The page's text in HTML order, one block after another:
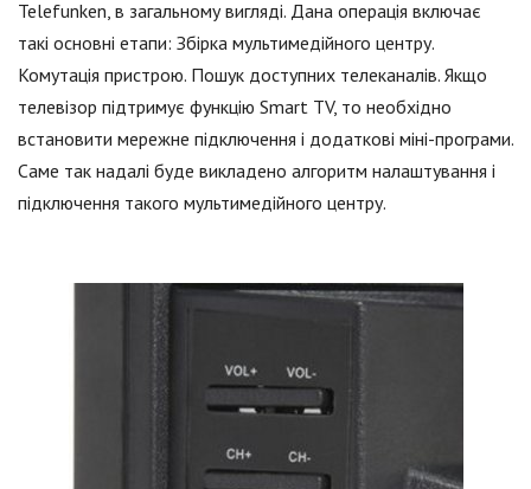
Telefunken, в загальному вигляді. Дана операція включає
такі основні етапи: Збірка мультимедійного центру.
Комутація пристрою. Пошук доступних телеканалів. Якщо
телевізор підтримує функцію Smart TV, то необхідно
встановити мережне підключення і додаткові міні-програми.
Саме так надалі буде викладено алгоритм налаштування і
підключення такого мультимедійного центру.